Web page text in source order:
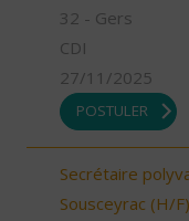
32 - Gers
CDI
27/11/2025
POSTULER
Secrétaire
Sousceyrac (H/F)